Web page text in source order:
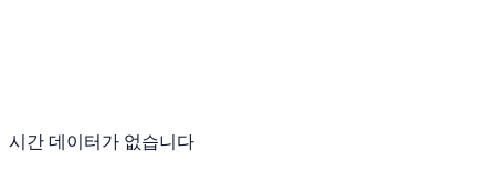
시간 데이터가 없습니다